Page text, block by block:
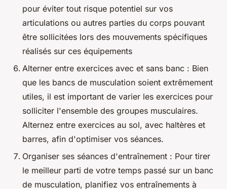
pour éviter tout risque potentiel sur vos
articulations ou autres parties du corps pouvant
être sollicitées lors des mouvements spécifiques
réalisés sur ces équipements
Alterner entre exercices avec et sans banc : Bien
que les bancs de musculation soient extrêmement
utiles, il est important de varier les exercices pour
solliciter l'ensemble des groupes musculaires.
Alternez entre exercices au sol, avec haltères et
barres, afin d'optimiser vos séances.
Organiser ses séances d'entraînement : Pour tirer
le meilleur parti de votre temps passé sur un banc
de musculation, planifiez vos entraînements à